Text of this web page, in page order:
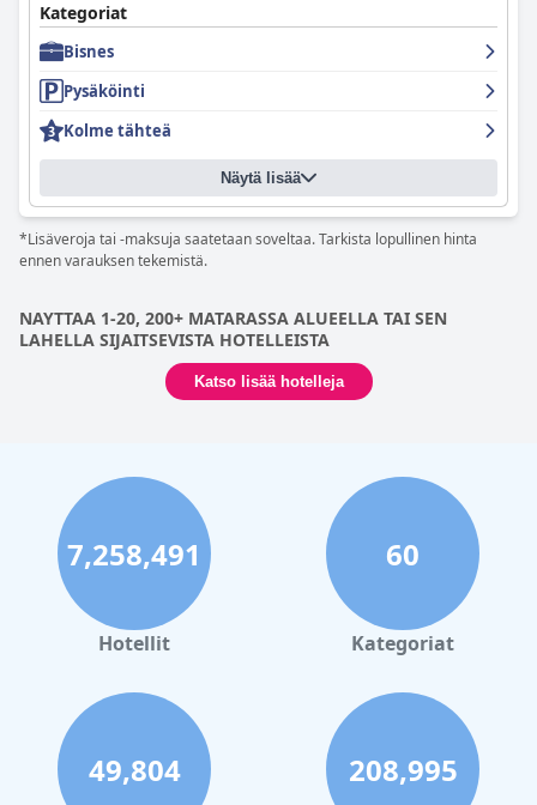
Kategoriat
Bisnes
Pysäköinti
Kolme tähteä
Näytä lisää
*Lisäveroja tai -maksuja saatetaan soveltaa. Tarkista lopullinen hinta
ennen varauksen tekemistä.
NAYTTAA 1-20, 200+ MATARASSA ALUEELLA TAI SEN
LAHELLA SIJAITSEVISTA HOTELLEISTA
Katso lisää hotelleja
7,258,491
Hotellit
60
Kategoriat
49,804 208,995